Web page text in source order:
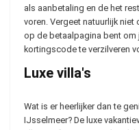
als aanbetaling en de het
voren. Vergeet natuurlijk
op de betaalpagina bent om
kortingscode te verzilveren
Luxe villa's
Wat is er heerlijker dan te
IJsselmeer? De luxe